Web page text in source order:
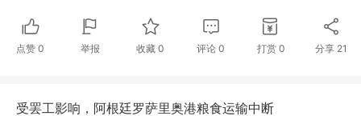
点赞 0 举报 收藏0 评论 0 打赏 0 分享 21
受罢工影响，阿根廷罗萨里奥港粮食运输中断